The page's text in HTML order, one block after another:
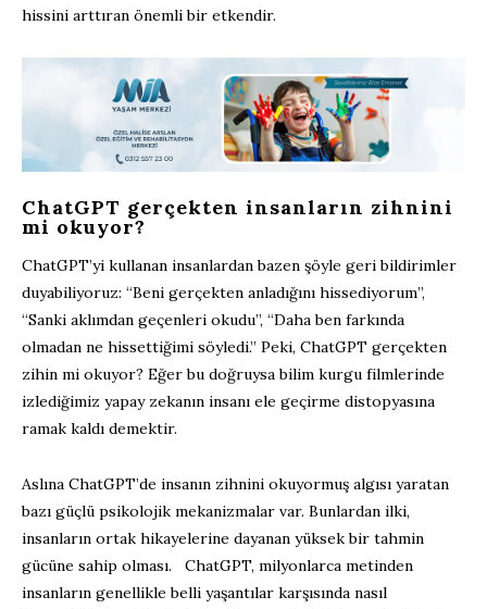
hissini arttıran önemli bir etkendir.
ChatGPT gerçekten insanların zihnini
mi okuyor?
ChatGPT’yi kullanan insanlardan bazen şöyle geri bildirimler
duyabiliyoruz: “Beni gerçekten anladığını hissediyorum”,
“Sanki aklımdan geçenleri okudu”, “Daha ben farkında
olmadan ne hissettiğimi söyledi.” Peki, ChatGPT gerçekten
zihin mi okuyor? Eğer bu doğruysa bilim kurgu filmlerinde
izlediğimiz yapay zekanın insanı ele geçirme distopyasına
ramak kaldı demektir.
Aslına ChatGPT’de insanın zihnini okuyormuş algısı yaratan
bazı güçlü psikolojik mekanizmalar var. Bunlardan ilki,
insanların ortak hikayelerine dayanan yüksek bir tahmin
gücüne sahip olması. ChatGPT, milyonlarca metinden
insanların genellikle belli yaşantılar karşısında nasıl